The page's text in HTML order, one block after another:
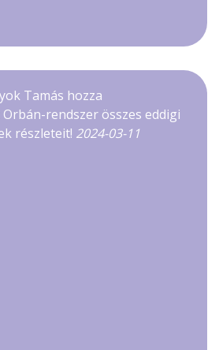
Tamás hozza
rendszer összes eddigi
részleteit! 2024-03-11